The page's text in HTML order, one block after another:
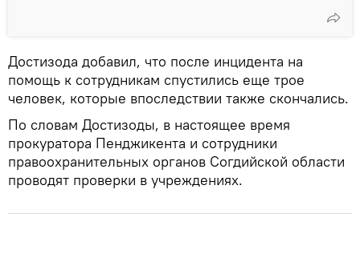
Достизода добавил, что после инцидента на
помощь к сотрудникам спустились еще трое
человек, которые впоследствии также скончались.
По словам Достизоды, в настоящее время
прокуратора Пенджикента и сотрудники
правоохранительных органов Согдийской области
проводят проверки в учреждениях.